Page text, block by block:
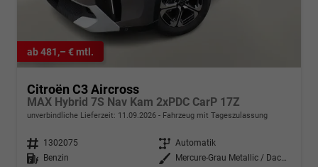
ab 481,– € mtl.
Citroën C3 Aircross
MAX Hybrid 7S Nav Kam 2xPDC CarP 17Z
unverbindliche Lieferzeit: 11.09.2026 Fahrzeug mit Tageszulassung
Fahrzeugnr. 1302075 Getriebe Automatik
Kraftstoff
Benzin Außenfarbe
Mercure-Grau Metallic / Dach in